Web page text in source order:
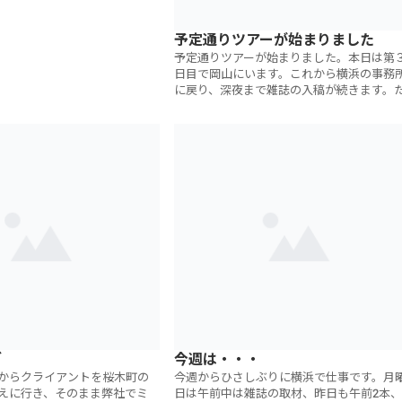
予定通りツアーが始まりました
予定通りツアーが始まりました。本日は第
日目で岡山にいます。これから横浜の事務
に戻り、深夜まで雑誌の入稿が続きます。
クライアントを桜木町の
に行き、そのまま弊社でミ
今週は・・・
今週からひさしぶりに横浜で仕事です。月
日は午前中は雑誌の取材、昨日も午前2本